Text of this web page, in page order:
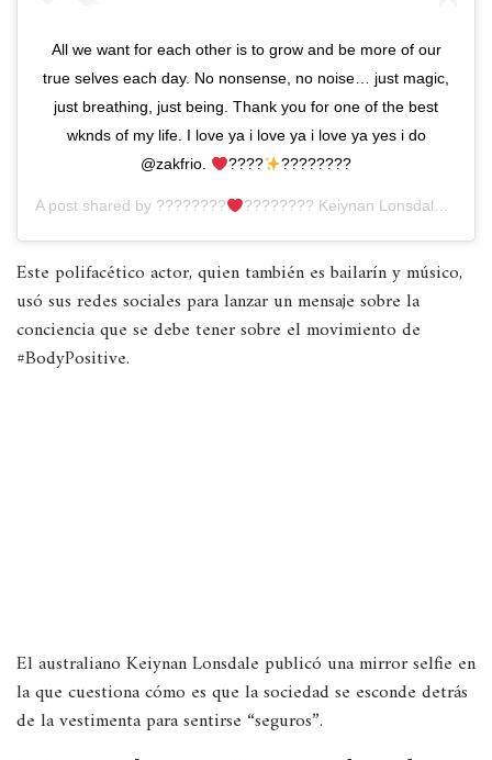
All we want for each other is to grow and be more of our
true selves each day. No nonsense, no noise… just magic,
just breathing, just being. Thank you for one of the best
wknds of my life. I love ya i love ya i love ya yes i do
@zakfrio.
???? ????????
A post shared by ???????? ???????? Keiynan Lonsdale ????????????????????
Este polifacético actor, quien también es bailarín y músico,
usó sus redes sociales para lanzar un mensaje sobre la
conciencia que se debe tener sobre el movimiento de
#BodyPositive.
El australiano Keiynan Lonsdale publicó una mirror selfie en
la que cuestiona cómo es que la sociedad se esconde detrás
de la vestimenta para sentirse “seguros”.